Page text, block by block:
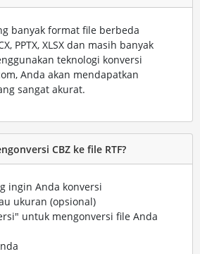
banyak format file berbeda
PPTX, XLSX dan masih banyak
teknologi konversi
Anda akan mendapatkan
sangat akurat.
CBZ ke file RTF?
ingin Anda konversi
ukuran (opsional)
untuk mengonversi file Anda